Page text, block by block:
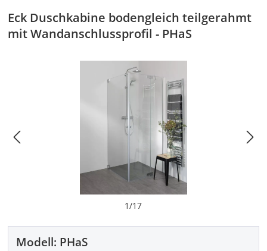
Eck Duschkabine bodengleich teilgerahmt
mit Wandanschlussprofil - PHaS
Bildergalerie überspringen
1/17
Modell: PHaS